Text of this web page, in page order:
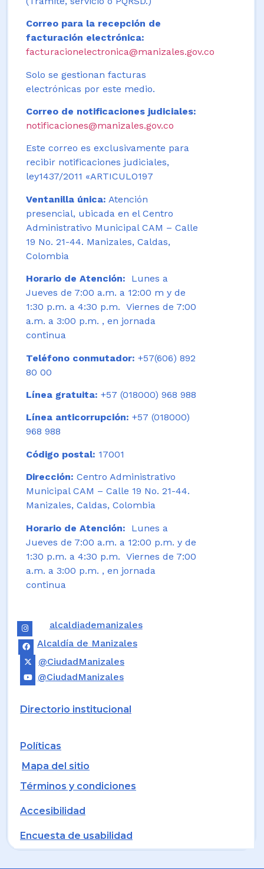
Correo para la recepción de
facturación electrónica:
facturacionelectronica@manizales.gov.co
Solo se gestionan facturas
electrónicas por este medio.
Correo de notificaciones judiciales:
notificaciones@manizales.gov.co
Este correo es exclusivamente para
recibir notificaciones judiciales,
ley1437/2011 «ARTICULO197
Ventanilla única: Atención
presencial, ubicada en el Centro
Administrativo Municipal CAM – Calle
19 No. 21-44. Manizales, Caldas,
Colombia
Horario de Atención:
Lunes a
Jueves de 7:00 a.m. a 12:00 m y de
1:30 p.m. a 4:30 p.m. Viernes de 7:00
a.m. a 3:00 p.m. , en jornada
continua
Teléfono conmutador: +57(606) 892
80 00
Línea gratuita: +57 (018000) 968 988
Línea anticorrupción: +57 (018000)
968 988
Código postal: 17001
Dirección: Centro Administrativo
Municipal CAM – Calle 19 No. 21-44.
Manizales, Caldas, Colombia
Horario de Atención: Lunes a
Jueves de 7:00 a.m. a 12:00 p.m. y de
1:30 p.m. a 4:30 p.m. Viernes de 7:00
a.m. a 3:00 p.m. , en jornada
continua
alcaldiademanizales
Alcaldía de Manizales
@CiudadManizales
@CiudadManizales
Directorio institucional
Políticas
Mapa del sitio
Términos y condiciones
Accesibilidad
Encuesta de usabilidad